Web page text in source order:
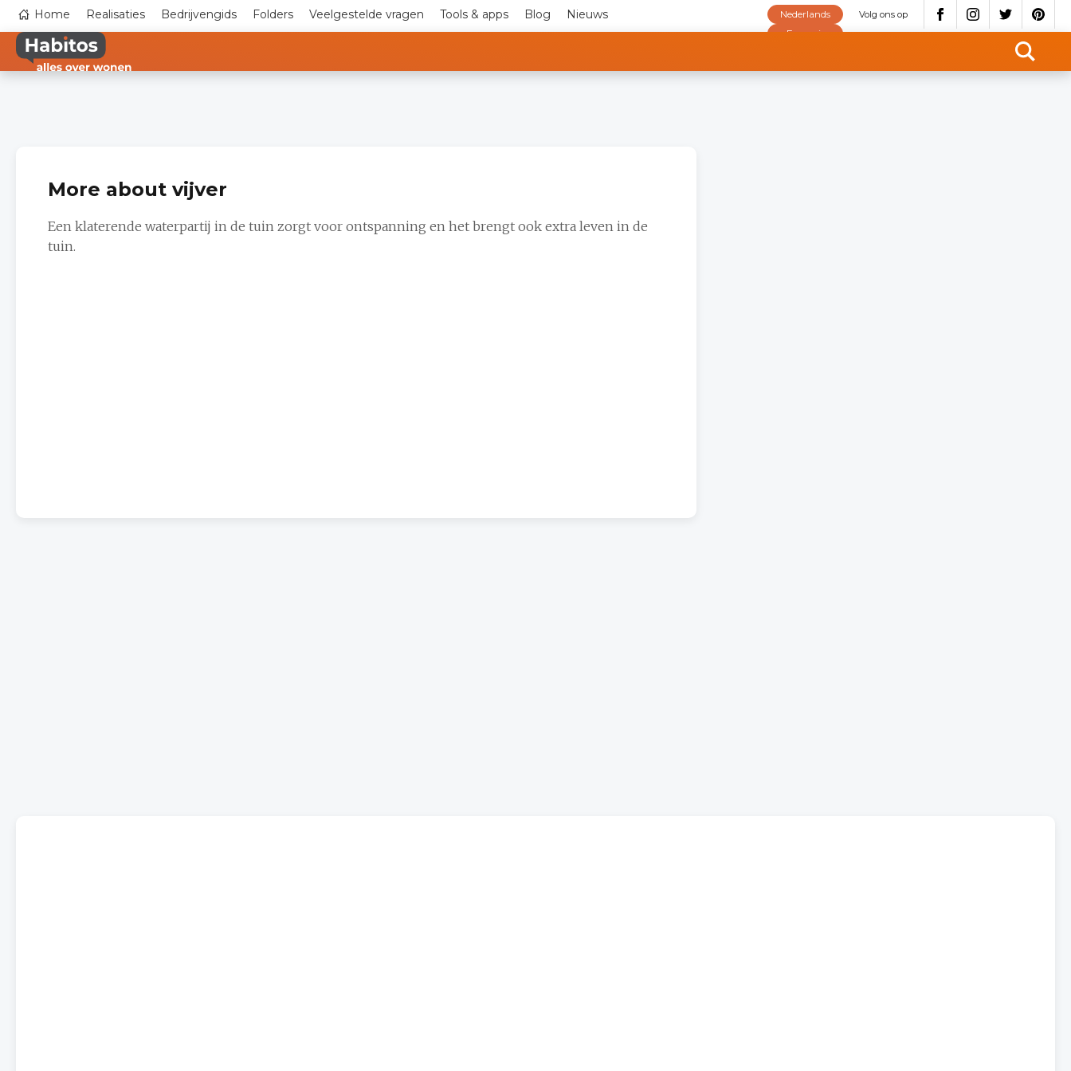
main
content
Top Home Realisaties Bedrijvengids Folders Veelgestelde vragen Tools & apps Blog Nieuws Volg ons op
Nederlands
Français
More about vijver
Een klaterende waterpartij in de tuin zorgt voor ontspanning en het brengt ook extra leven in de
tuin.